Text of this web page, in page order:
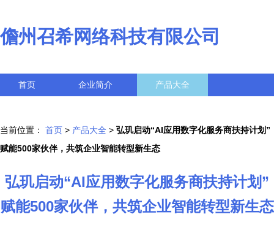
儋州召希网络科技有限公司
首页 企业简介 产品大全
当前位置： 首页 > 产品大全 > 弘玑启动“AI应用数字化服务商扶持计划”
赋能500家伙伴，共筑企业智能转型新生态
弘玑启动“AI应用数字化服务商扶持计划”
赋能500家伙伴，共筑企业智能转型新生态